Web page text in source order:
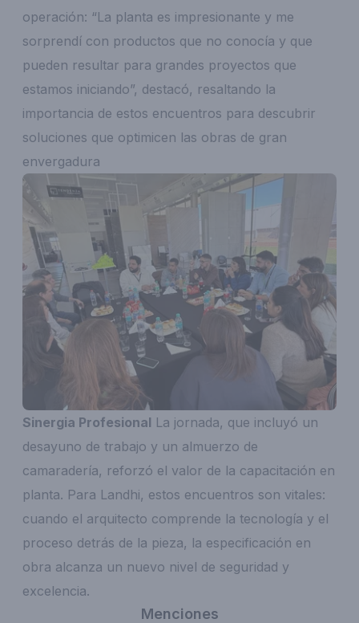
operación: “La planta es impresionante y me
sorprendí con productos que no conocía y que
pueden resultar para grandes proyectos que
estamos iniciando”, destacó, resaltando la
importancia de estos encuentros para descubrir
soluciones que optimicen las obras de gran
envergadura
Sinergia Profesional La jornada, que incluyó un
desayuno de trabajo y un almuerzo de
camaradería, reforzó el valor de la capacitación en
planta. Para Landhi, estos encuentros son vitales:
cuando el arquitecto comprende la tecnología y el
proceso detrás de la pieza, la especificación en
obra alcanza un nuevo nivel de seguridad y
excelencia.
Menciones